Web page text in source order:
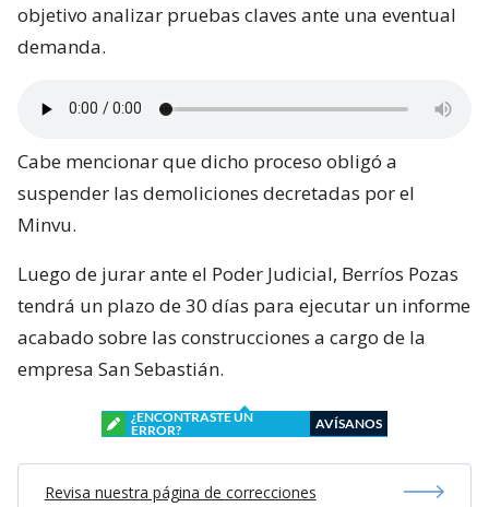
objetivo analizar pruebas claves ante una eventual
demanda.
Cabe mencionar que dicho proceso obligó a
suspender las demoliciones decretadas por el
Minvu.
Luego de jurar ante el Poder Judicial, Berríos Pozas
tendrá un plazo de 30 días para ejecutar un informe
acabado sobre las construcciones a cargo de la
empresa San Sebastián.
¿ENCONTRASTE UN
ERROR?
AVÍSANOS
Revisa nuestra página de correcciones